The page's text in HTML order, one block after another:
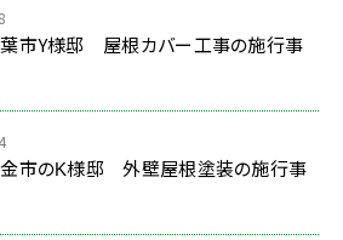
市Y様邸 屋根カバー工事の施行事
市のK様邸 外壁屋根塗装の施行事